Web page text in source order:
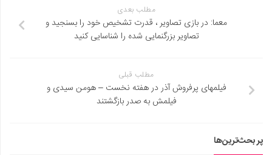
مطلب بعدی
معما: در بازی تصاویر ، قدرت تشخیص خود را بسنجید و
تصاویر بزرگنمایی شده را شناسایی کنید
مطلب قبلی
فیلمهای پرفروش آذر در هفته نخست – هومن سیدی و
فیلمش به صدر بازگشتند
پر بحث‌ترین‌ها